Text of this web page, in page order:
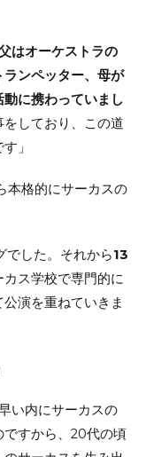
はオーケストラの
ンペッター、母が
に携わっていまし
しており、この道
」
本格的にサーカスの
でした。それから13
ス学校で専門的に
演を重ねていきま
い内にサーカスの
すから、20代の頃